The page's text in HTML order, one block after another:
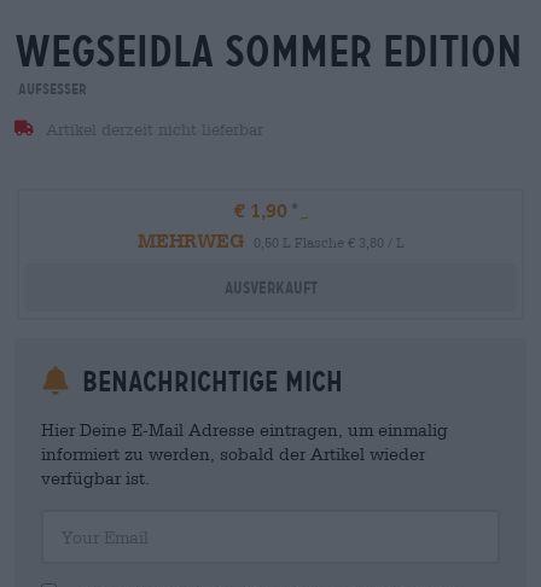
wegseidla sommer edition
Aufsesser
Artikel derzeit nicht lieferbar
€ 1,90
MEHRWEG
0,50 L Flasche € 3,80 / L
Ausverkauft
Benachrichtige mich
Hier Deine E-Mail Adresse eintragen, um einmalig
informiert zu werden, sobald der Artikel wieder
verfügbar ist.